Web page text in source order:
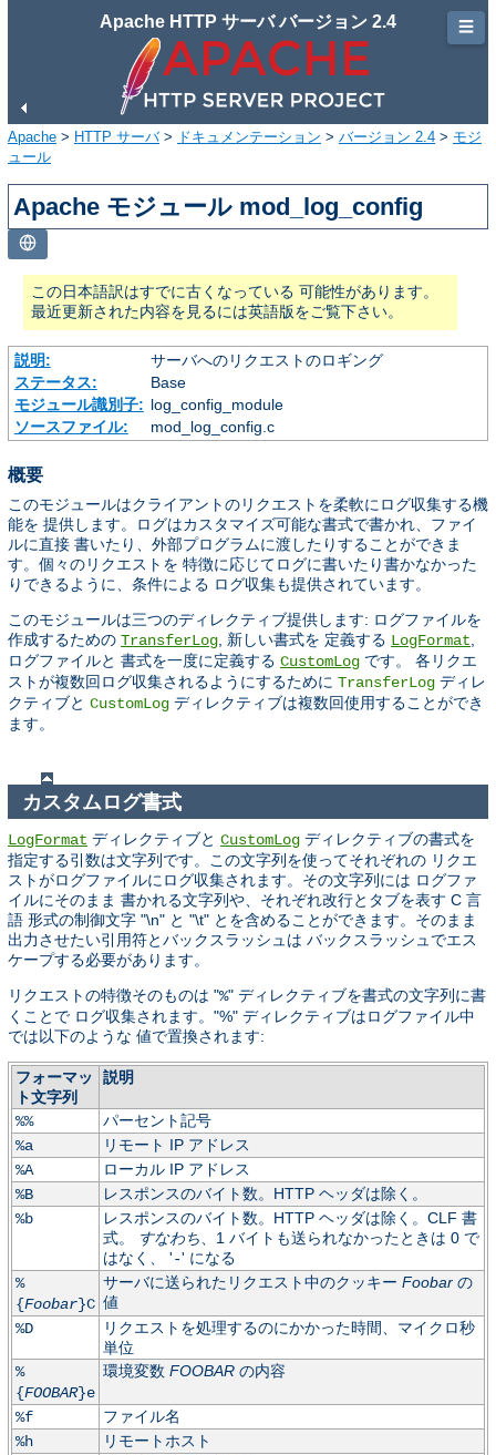
Apache HTTP サーバ バージョン 2.4
Apache > HTTP サーバ> ドキュメンテーション > バージョン 2.4 > モジ
ュール
Apache モジュール mod_log_config
この日本語訳はすでに古くなっている 可能性があります。
最近更新された内容を見るには英語版をご覧下さい。
説明:
サーバへのリクエストのロギング
ステータス:
Base
モジュール識別子: log_config_module
ソースファイル:
mod_log_config.c
概要
このモジュールはクライアントのリクエストを柔軟にログ収集する機
能を 提供します。ログはカスタマイズ可能な書式で書かれ、ファイ
ルに直接 書いたり、外部プログラムに渡したりすることができま
す。個々のリクエストを 特徴に応じてログに書いたり書かなかった
りできるように、条件による ログ収集も提供されています。
このモジュールは三つのディレクティブ提供します: ログファイルを
作成するための TransferLog , 新しい書式を 定義する LogFormat
ログファイルと 書式を一度に定義する CustomLog です。 各リクエ
ストが複数回ログ収集されるようにするために TransferLog ディレ
クティブと CustomLog ディレクティブは複数回使用することができ
ます。
カスタムログ書式
LogFormat ディレクティブと CustomLog ディレクティブの書式を
指定する引数は文字列です。この文字列を使ってそれぞれの リクエ
ストがログファイルにログ収集されます。その文字列には ログファ
イルにそのまま 書かれる文字列や、それぞれ改行とタブを表す C 言
語 形式の制御文字 "\n" と "\t" とを含めることができます。そのまま
出力させたい引用符とバックスラッシュは バックスラッシュでエス
ケープする必要があります。
リクエストの特徴そのものは "%" ディレクティブを書式の文字列に書
くことで ログ収集されます。"%" ディレクティブはログファイル中
では以下のような 値で置換されます:
フォーマッ
ト文字列
説明
%%
パーセント記号
%a
リモート IP アドレス
%A
ローカル IP アドレス
%B
レスポンスのバイト数。HTTP ヘッダは除く。
%b
レスポンスのバイト数。HTTP ヘッダは除く。CLF 書
式。
すなわち、1 バイトも送られなかったときは 0 で
はなく、 '-' になる
%
{Foobar}C
サーバに送られたリクエスト中のクッキー Foobarの
値
%D
リクエストを処理するのにかかった時間、マイクロ秒
単位
%
{FOOBAR}e
環境変数 FOOBARの内容
%f
ファイル名
%h
リモートホスト
☰